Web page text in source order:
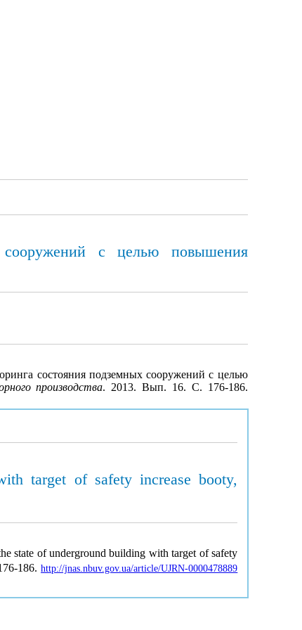
сооружений с целью повышения
состояния подземных сооружений с целью
производства. 2013. Вып. 16. С. 176-186.
target of safety increase booty,
state of underground building with target of safety
186.http://jnas.nbuv.gov.ua/article/UJRN-0000478889